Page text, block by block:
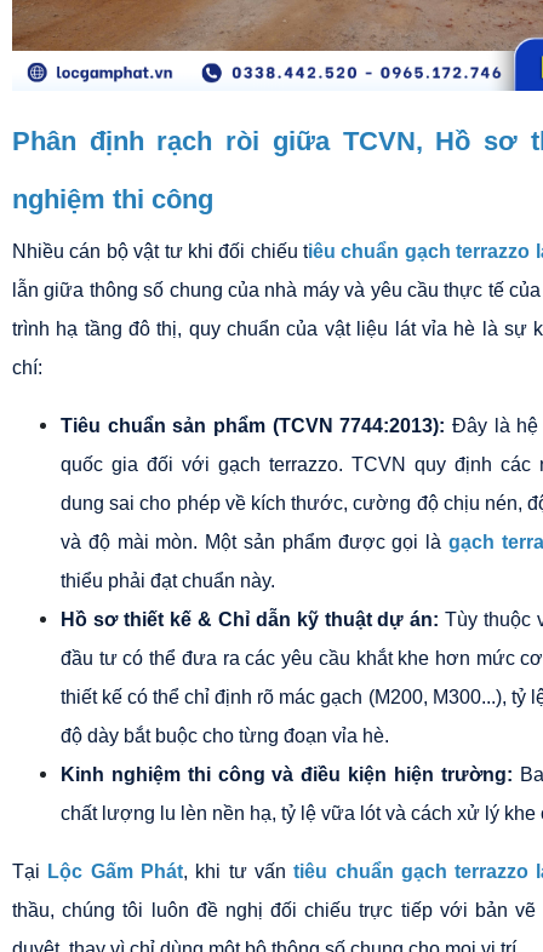
Phân định rạch ròi giữa TCVN, Hồ sơ
nghiệm thi công
Nhiều cán bộ vật tư khi đối chiếu tiêu chuẩn gạch terrazzo
lẫn giữa thông số chung của nhà máy và yêu cầu thực tế
trình hạ tầng đô thị, quy chuẩn của vật liệu lát vỉa hè là sự
chí:
Tiêu chuẩn sản phẩm (TCVN 7744:2013): Đây là hệ
quốc gia đối với gạch terrazzo. TCVN quy định các
dung sai cho phép về kích thước, cường độ chịu nén,
và độ mài mòn. Một sản phẩm được gọi là gạch
thiểu phải đạt chuẩn này.
Hồ sơ thiết kế & Chỉ dẫn kỹ thuật dự án: Tùy thuộc
đầu tư có thể đưa ra các yêu cầu khắt khe hơn mức
thiết kế có thể chỉ định rõ mác gạch (M200, M300...), tỷ
độ dày bắt buộc cho từng đoạn vỉa hè.
Kinh nghiệm thi công và điều kiện hiện trường:
chất lượng lu lèn nền hạ, tỷ lệ vữa lót và cách xử lý khe
Tại Lộc Gấm Phát, khi tư vấn tiêu chuẩn gạch terrazzo
thầu, chúng tôi luôn đề nghị đối chiếu trực tiếp với bản